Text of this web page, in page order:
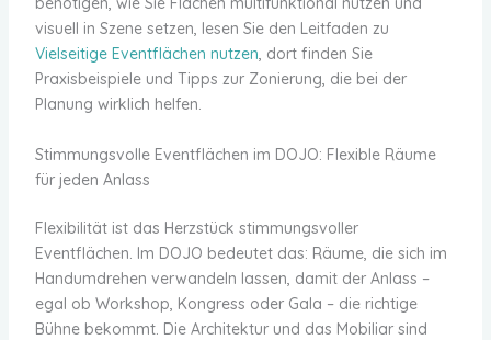
visuell in Szene setzen, lesen Sie den Leitfaden zu
Vielseitige Eventflächen nutzen, dort finden Sie
Praxisbeispiele und Tipps zur Zonierung, die bei der
Planung wirklich helfen.
Stimmungsvolle Eventflächen im DOJO: Flexible Räume
für jeden Anlass
Flexibilität ist das Herzstück stimmungsvoller
Eventflächen. Im DOJO bedeutet das: Räume, die sich im
Handumdrehen verwandeln lassen, damit der Anlass –
egal ob Workshop, Kongress oder Gala – die richtige
Bühne bekommt. Die Architektur und das Mobiliar sind